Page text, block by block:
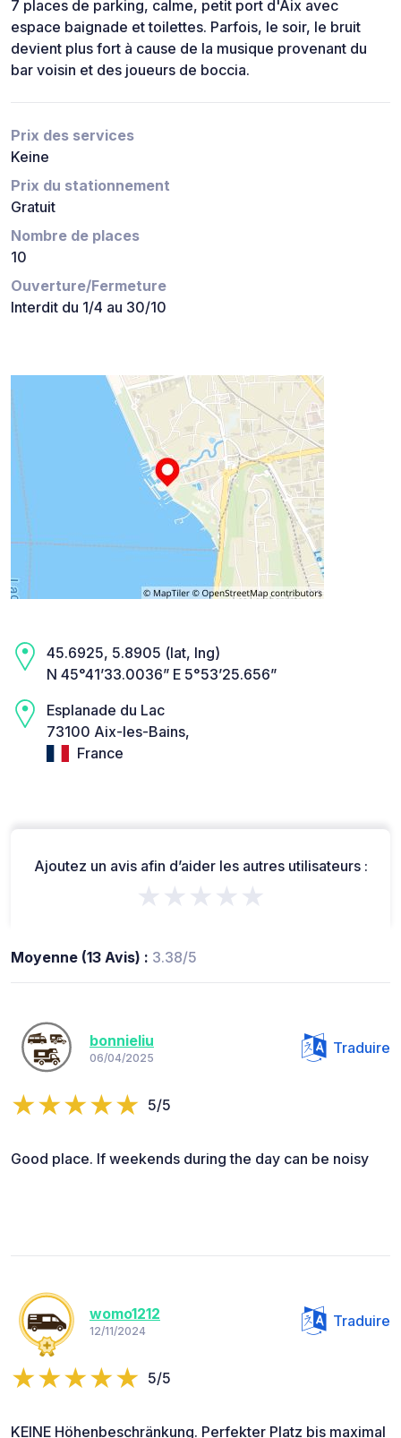
7 places de parking, calme, petit port d'Aix avec
espace baignade et toilettes. Parfois, le soir, le bruit
devient plus fort à cause de la musique provenant du
bar voisin et des joueurs de boccia.
Prix des services
Keine
Prix du stationnement
Gratuit
Nombre de places
10
Ouverture/Fermeture
Interdit du 1/4 au 30/10
45.6925, 5.8905 (lat, lng)
N 45°41’33.0036” E 5°53’25.656”
Esplanade du Lac
73100 Aix-les-Bains,
France
Ajoutez un avis afin d’aider les autres utilisateurs :
★★★★★
Moyenne (13 Avis) : 3.38/5
bonnieliu
06/04/2025
Traduire
5/5
Good place. If weekends during the day can be noisy
womo1212
12/11/2024
Traduire
5/5
KEINE Höhenbeschränkung. Perfekter Platz bis maximal